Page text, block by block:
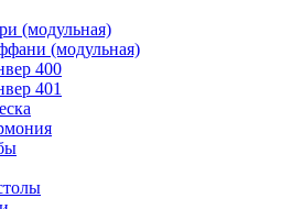
(модульная)
(модульная)
400
401